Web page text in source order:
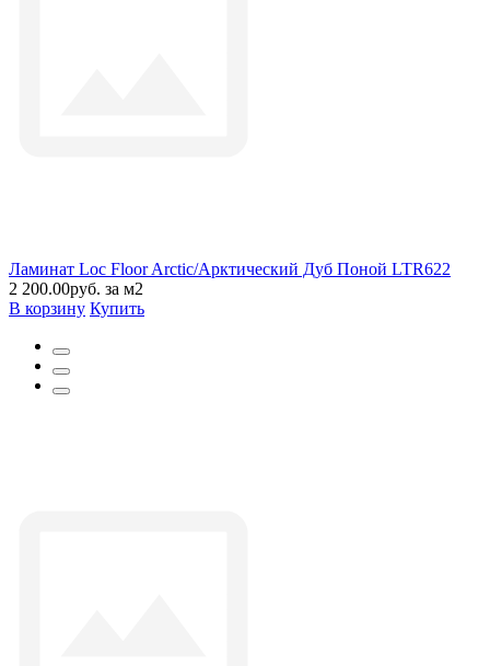
Ламинат Loc Floor Arctic/Арктический Дуб Поной LTR622
2 200.00руб. за м2
В корзину Купить